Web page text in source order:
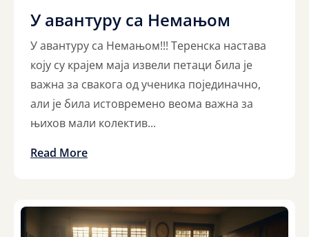
У авантуру са Немањом
У авантуру са Немањом!!!​ Теренска настава
коју су крајем маја извели петаци била је
важна за свакога од ученика појединачно,
али је била истовремено веома важна за
њихов мали колектив...
Read More